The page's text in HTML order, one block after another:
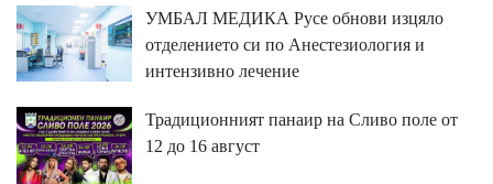
УМБАЛ МЕДИКА Русе обнови изцяло
отделението си по Анестезиология и
интензивно лечение
Традиционният панаир на Сливо поле от
12 до 16 август